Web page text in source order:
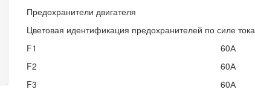
Предохранители двигателя
Цветовая идентификация предохранителей по силе тока
F1
60А
F2
60А
F3
60А